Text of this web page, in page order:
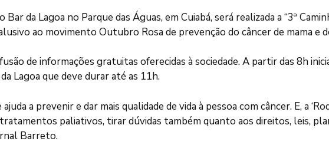
da Lagoa no Parque das Águas, em Cuiabá, será realizada a “3ª
ao movimento Outubro Rosa de prevenção do câncer de mama e
de informações gratuitas oferecidas à sociedade. A partir das 8h
Lagoa que deve durar até as 11h.
a prevenir e dar mais qualidade de vida à pessoa com câncer. E, a
paliativos, tirar dúvidas também quanto aos direitos, leis,
Barreto.